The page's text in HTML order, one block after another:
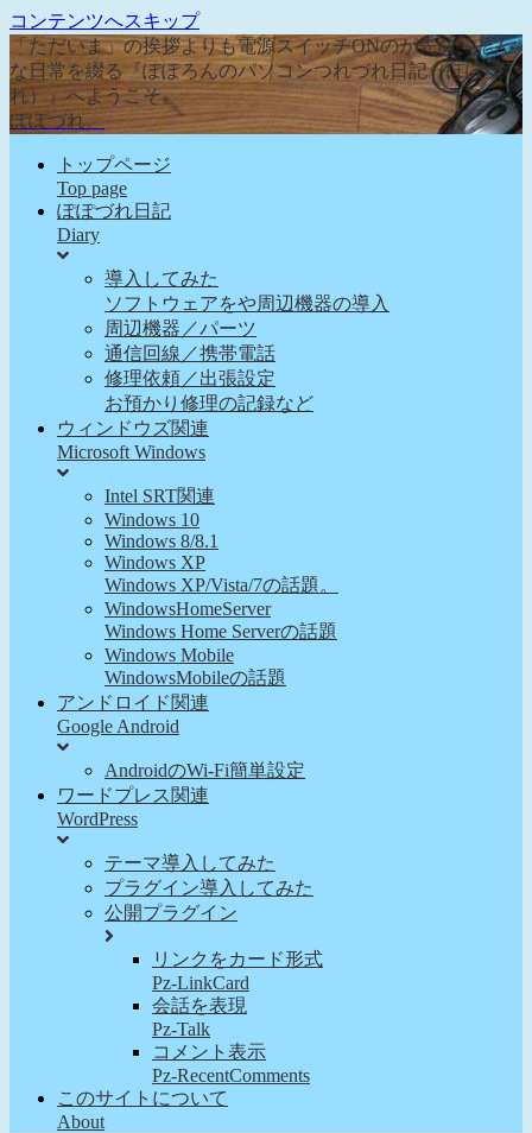
コンテンツへスキップ
「ただいま」の挨拶よりも電源スイッチONのが先な、そん
な日常を綴る『ぽぽろんのパソコンつれづれ日記（ぽぽづ
れ）』へようこそ。
ぽぽづれ。
トップページ
Top page
ぽぽづれ日記
Diary
導入してみた
ソフトウェアをや周辺機器の導入
周辺機器／パーツ
通信回線／携帯電話
修理依頼／出張設定
お預かり修理の記録など
ウィンドウズ関連
Microsoft Windows
Intel SRT関連
Windows 10
Windows 8/8.1
Windows XP
Windows XP/Vista/7の話題。
WindowsHomeServer
Windows Home Serverの話題
Windows Mobile
WindowsMobileの話題
アンドロイド関連
Google Android
AndroidのWi-Fi簡単設定
ワードプレス関連
WordPress
テーマ導入してみた
プラグイン導入してみた
公開プラグイン
リンクをカード形式
Pz-LinkCard
会話を表現
Pz-Talk
コメント表示
Pz-RecentComments
このサイトについて
About